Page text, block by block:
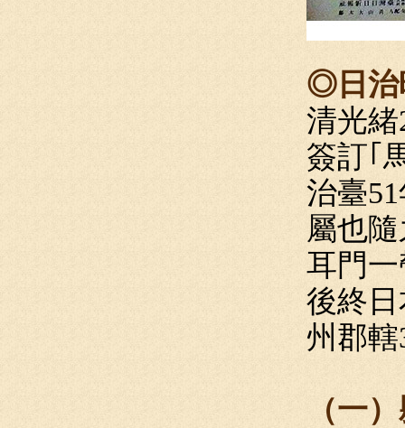
◎日治
清光緒
簽訂｢
治臺
屬也
耳門
後終
州郡
（一